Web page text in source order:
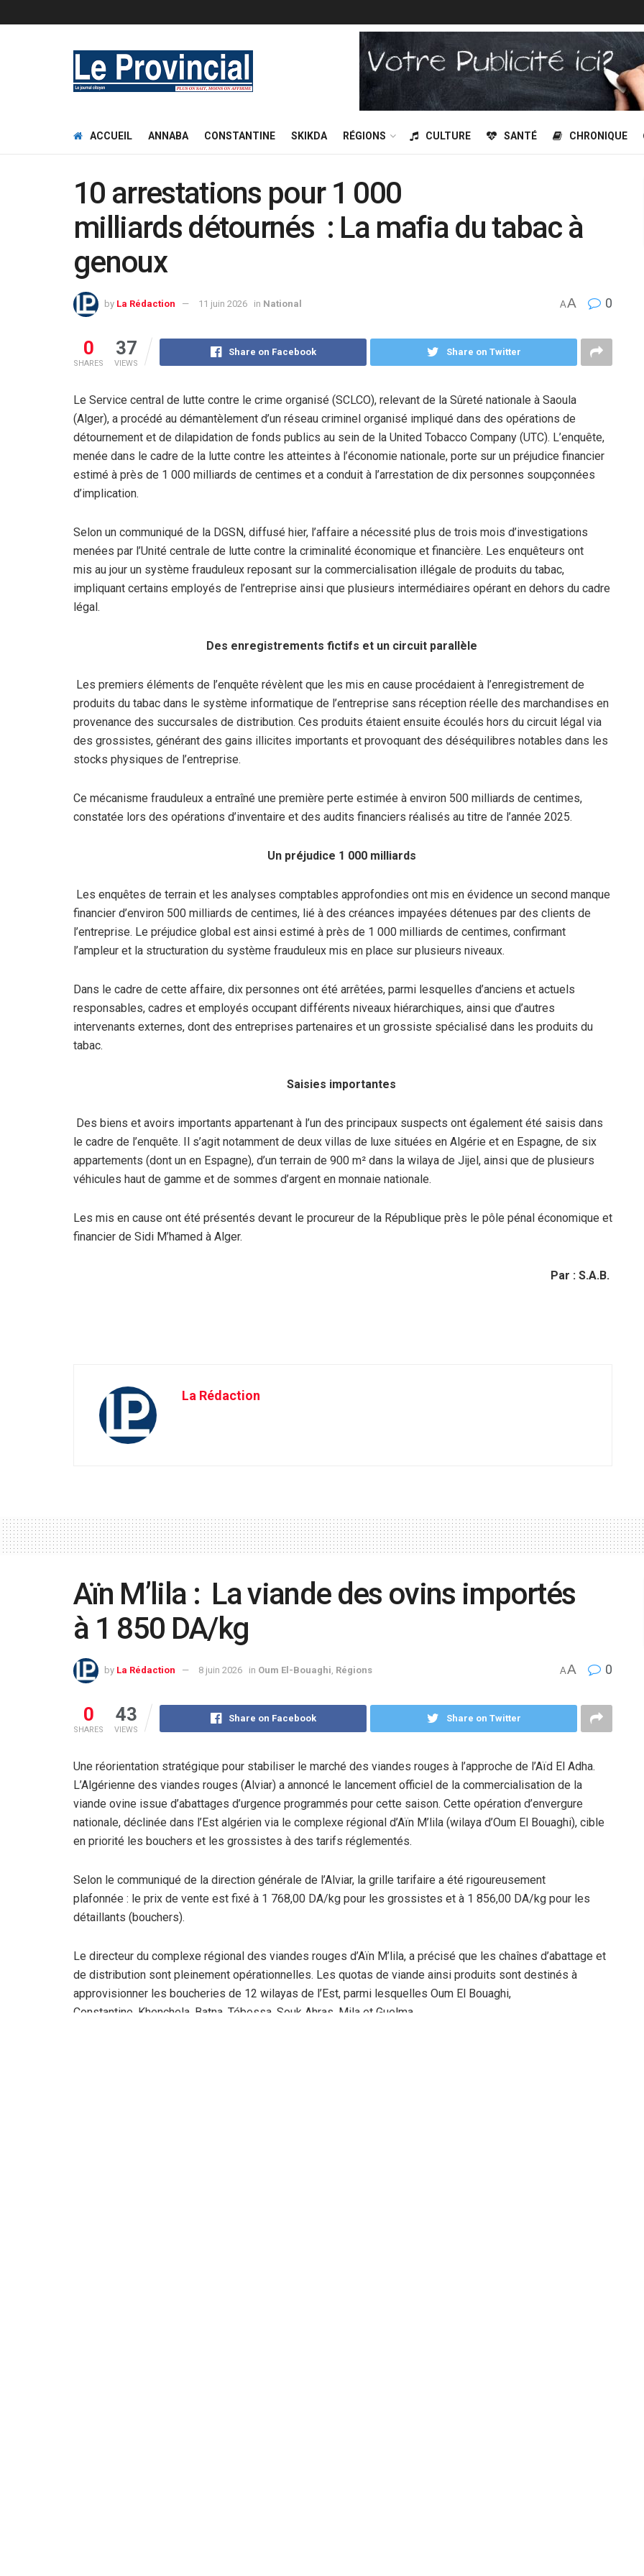
ACCUEIL ANNABA CONSTANTINE SKIKDA RÉGIONS CULTURE SANTÉ CHRONIQUE
10 arrestations pour 1 000
milliards détournés : La mafia du tabac à
genoux
by La Rédaction 11 juin 2026 in National AA 0
0
SHARES
37
VIEWS
Share on Facebook Share on Twitter
Le Service central de lutte contre le crime organisé (SCLCO), relevant de la Sûreté nationale à Saoula
(Alger), a procédé au démantèlement d’un réseau criminel organisé impliqué dans des opérations de
détournement et de dilapidation de fonds publics au sein de la United Tobacco Company (UTC). L’enquête,
menée dans le cadre de la lutte contre les atteintes à l’économie nationale, porte sur un préjudice financier
estimé à près de 1 000 milliards de centimes et a conduit à l’arrestation de dix personnes soupçonnées
d’implication.
Selon un communiqué de la DGSN, diffusé hier, l’affaire a nécessité plus de trois mois d’investigations
menées par l’Unité centrale de lutte contre la criminalité économique et financière. Les enquêteurs ont
mis au jour un système frauduleux reposant sur la commercialisation illégale de produits du tabac,
impliquant certains employés de l’entreprise ainsi que plusieurs intermédiaires opérant en dehors du cadre
légal.
Des enregistrements fictifs et un circuit parallèle
Les premiers éléments de l’enquête révèlent que les mis en cause procédaient à l’enregistrement de
produits du tabac dans le système informatique de l’entreprise sans réception réelle des marchandises en
provenance des succursales de distribution. Ces produits étaient ensuite écoulés hors du circuit légal via
des grossistes, générant des gains illicites importants et provoquant des déséquilibres notables dans les
stocks physiques de l’entreprise.
Ce mécanisme frauduleux a entraîné une première perte estimée à environ 500 milliards de centimes,
constatée lors des opérations d’inventaire et des audits financiers réalisés au titre de l’année 2025.
Un préjudice 1 000 milliards
Les enquêtes de terrain et les analyses comptables approfondies ont mis en évidence un second manque
financier d’environ 500 milliards de centimes, lié à des créances impayées détenues par des clients de
l’entreprise. Le préjudice global est ainsi estimé à près de 1 000 milliards de centimes, confirmant
l’ampleur et la structuration du système frauduleux mis en place sur plusieurs niveaux.
Dans le cadre de cette affaire, dix personnes ont été arrêtées, parmi lesquelles d’anciens et actuels
responsables, cadres et employés occupant différents niveaux hiérarchiques, ainsi que d’autres
intervenants externes, dont des entreprises partenaires et un grossiste spécialisé dans les produits du
tabac.
Saisies importantes
Des biens et avoirs importants appartenant à l’un des principaux suspects ont également été saisis dans
le cadre de l’enquête. Il s’agit notamment de deux villas de luxe situées en Algérie et en Espagne, de six
appartements (dont un en Espagne), d’un terrain de 900 m² dans la wilaya de Jijel, ainsi que de plusieurs
véhicules haut de gamme et de sommes d’argent en monnaie nationale.
Les mis en cause ont été présentés devant le procureur de la République près le pôle pénal économique et
financier de Sidi M’hamed à Alger.
Par : S.A.B.
La Rédaction
Aïn M’lila : La viande des ovins importés
à 1 850 DA/kg
by La Rédaction 8 juin 2026 in Oum El-Bouaghi Régions AA 0
0
SHARES
43
VIEWS
Share on Facebook Share on Twitter
Une réorientation stratégique pour stabiliser le marché des viandes rouges à l’approche de l’Aïd El Adha.
L’Algérienne des viandes rouges (Alviar) a annoncé le lancement officiel de la commercialisation de la
viande ovine issue d’abattages d’urgence programmés pour cette saison. Cette opération d’envergure
nationale, déclinée dans l’Est algérien via le complexe régional d’Aïn M’lila (wilaya d’Oum El Bouaghi), cible
en priorité les bouchers et les grossistes à des tarifs réglementés.
Selon le communiqué de la direction générale de l’Alviar, la grille tarifaire a été rigoureusement
plafonnée : le prix de vente est fixé à 1 768,00 DA/kg pour les grossistes et à 1 856,00 DA/kg pour les
détaillants (bouchers).
Le directeur du complexe régional des viandes rouges d’Aïn M’lila, a précisé que les chaînes d’abattage et
de distribution sont pleinement opérationnelles. Les quotas de viande ainsi produits sont destinés à
approvisionner les boucheries de 12 wilayas de l’Est, parmi lesquelles Oum El Bouaghi,
Constantine, Khenchela, Batna, Tébessa, Souk Ahras, Mila et Guelma.